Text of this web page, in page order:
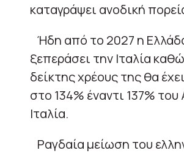
καταγράψει ανοδική
Ήδη από το 2027 η
ξεπεράσει την Ιταλία
δείκτης χρέους της θα
στο 134% έναντι 137%
Ιταλία.
Ραγδαία μείωση του